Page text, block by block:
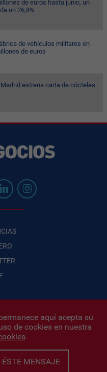
de euros hasta junio, un
un 26,8%
de vehículos militares en
de euros
estrena carta de cócteles
S.A. · CUIT: 30710438486 |
de datos personales
y con
Políticas de
aquí acepta su
de cookies en nuestra
.
ÉSTE MENSAJE